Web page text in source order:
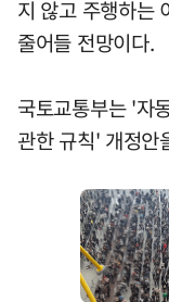
지 않고 주행하는
줄어들 전망이다.
국토교통부는 '자
관한 규칙' 개정안